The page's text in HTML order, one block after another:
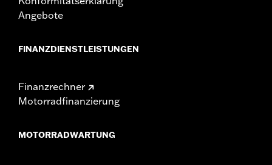
Angebote
FINANZDIENSTLEISTUNGEN
Finanzrechner
Motorradfinanzierung
MOTORRADWARTUNG